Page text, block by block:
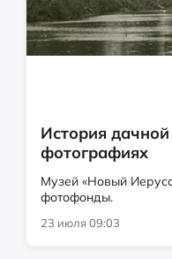
История
фотографиях
Музей «Новый
фотофонды.
23 июля 09:03